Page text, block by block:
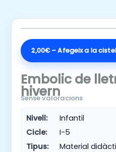
2,00€ – Afegeix a la
Embolic de
hivern
Sense valoracions
Nivell:
Infantil
Cicle:
I-5
Tipus:
Material